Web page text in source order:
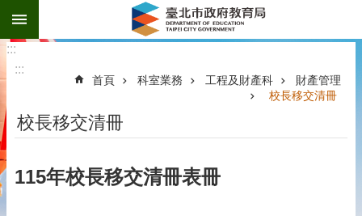
跳到主要內容區塊
:::
:::
首頁 科室業務 工程及財產科
財產管理
校長移交清冊
校長移交清冊
115年校長移交清冊表冊